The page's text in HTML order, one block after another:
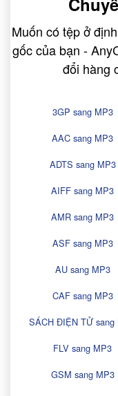
Muốn có tệp ở
gốc của bạn -
đổi hàng
3GP sang MP3
AAC sang MP3
ADTS sang MP3
AIFF sang MP3
AMR sang MP3
ASF sang MP3
AU sang MP3
CAF sang MP3
SÁCH ĐIỆN TỬ sang
FLV sang MP3
GSM sang MP3